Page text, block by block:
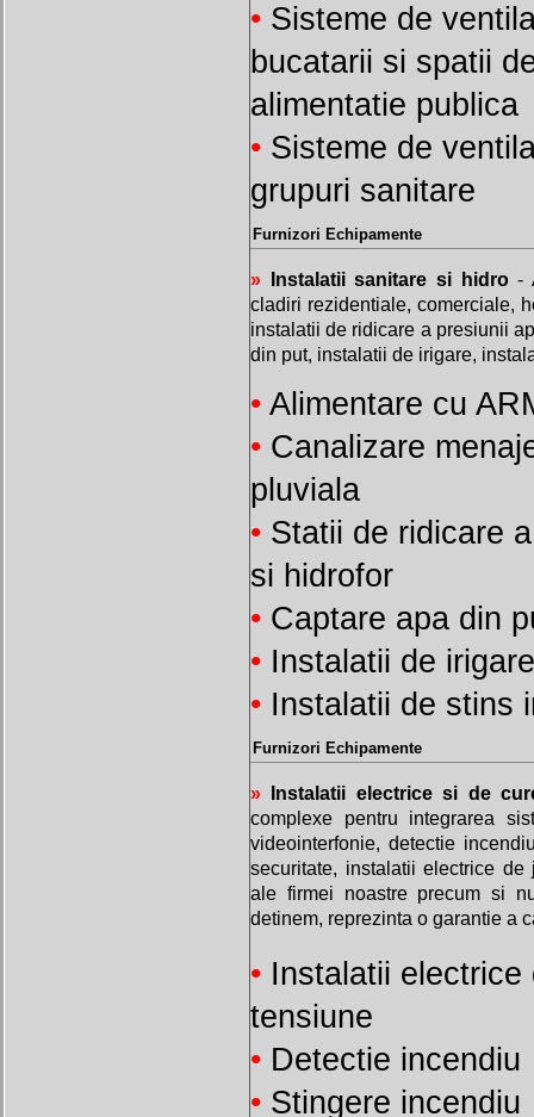
• Sisteme de
bucatarii si spatii
alimentatie publica
• Sisteme de
grupuri sanitare
Furnizori Echipamente
» Instalatii sanitare si hidro-
cladiri rezidentiale, comerciale,
instalatii de ridicare a presiunii
din put, instalatii de irigare,
• Alimentare cu
• Canalizare
pluviala
• Statii de ridicare
si hidrofor
• Captare apa din
• Instalatii de irigare
• Instalatii de stins
Furnizori Echipamente
»
Instalatii electrice si de
complexe pentru integrarea
videointerfonie, detectie
securitate, instalatii electrice
ale firmei noastre precum si
detinem, reprezinta o garantie a
• Instalatii electrice
tensiune
• Detectie incendiu
• Stingere incendiu